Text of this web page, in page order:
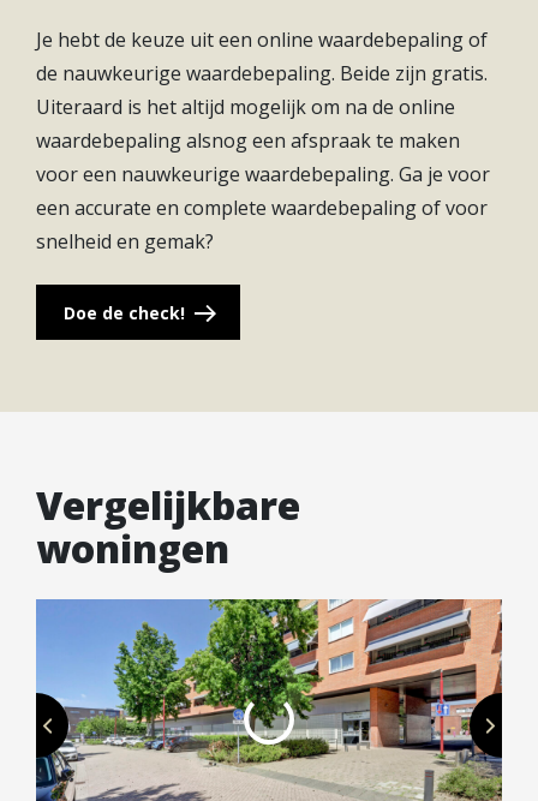
Duurzaam wonen, klaar voor de toekomst
Duurzaamheid staat centraal in Parklaan. Alle
woningen hebben dankzij optimale isolatie en
triple glas het energielabel A+++. De
zonnepanelen, in combinatie met warmte- en
koudeopslag en warmteterugwinning, maken de
woningen nagenoeg zelfvoorzienend en
vloerverwarming houdt je ‘s winters comfortabel
Je hebt de keuze uit een online waardebepaling of
de nauwkeurige waardebepaling. Beide zijn gratis.
Uiteraard is het altijd mogelijk om na de online
waardebepaling alsnog een afspraak te maken
voor een nauwkeurige waardebepaling. Ga je voor
een accurate en complete waardebepaling of voor
snelheid en gemak?
Doe de check!
Vergelijkbare
woningen